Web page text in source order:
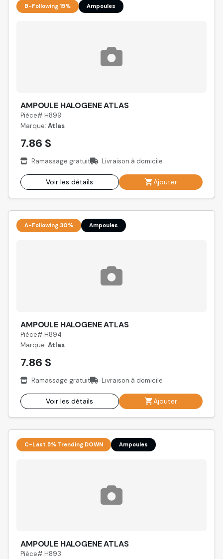
B-Following 15% Ampoules
AMPOULE HALOGENE ATLAS
Pièce# H899
Marque: Atlas
7.86 $
Ramassage gratuit Livraison à domicile
Voir les détails Ajouter
A-Following 30% Ampoules
AMPOULE HALOGENE ATLAS
Pièce# H894
Marque: Atlas
7.86 $
Ramassage gratuit Livraison à domicile
Voir les détails Ajouter
C-Last 5% Trending DOWN Ampoules
AMPOULE HALOGENE ATLAS
Pièce# H893